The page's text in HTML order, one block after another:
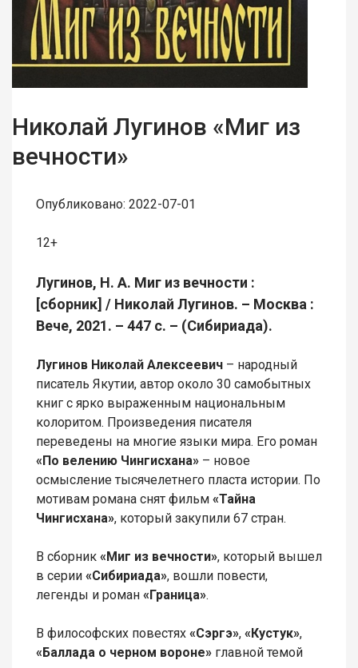
Николай Лугинов «Миг из
вечности»
Опубликовано: 2022-07-01
12+
Лугинов, Н. А. Миг из вечности :
[сборник] / Николай Лугинов. – Москва :
Вече, 2021. – 447 с. – (Сибириада).
Лугинов Николай Алексеевич – народный
писатель Якутии, автор около 30 самобытных
книг с ярко выраженным национальным
колоритом. Произведения писателя
переведены на многие языки мира. Его роман
«По велению Чингисхана» – новое
осмысление тысячелетнего пласта истории. По
мотивам романа снят фильм «Тайна
Чингисхана», который закупили 67 стран.
В сборник «Миг из вечности», который вышел
в серии «Сибириада», вошли повести,
легенды и роман «Граница».
В философских повестях «Сэргэ», «Кустук»,
«Баллада о черном вороне» главной темой